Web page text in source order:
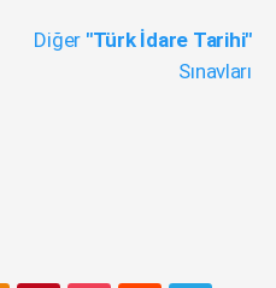
Diğer "Türk İdare Tarihi"
Sınavları